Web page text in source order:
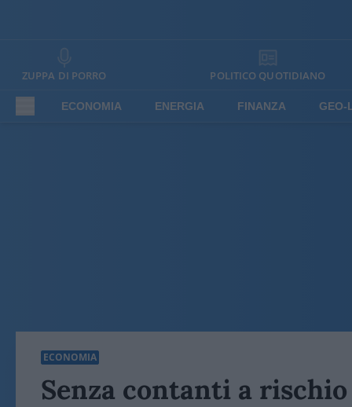
ZUPPA DI PORRO POLITICO QUOTIDIANO
ECONOMIA ENERGIA FINANZA GEO-
ECONOMIA
Senza contanti a